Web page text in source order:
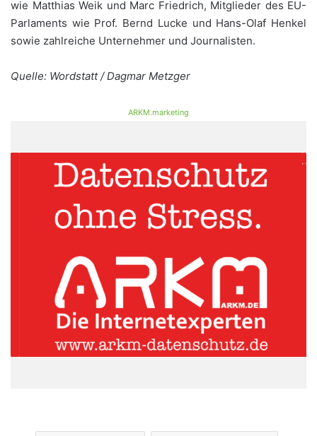
wie Matthias Weik und Marc Friedrich, Mitglieder des EU-
Parlaments wie Prof. Bernd Lucke und Hans-Olaf Henkel
sowie zahlreiche Unternehmer und Journalisten.
Quelle: Wordstatt / Dagmar Metzger
ARKM.marketing